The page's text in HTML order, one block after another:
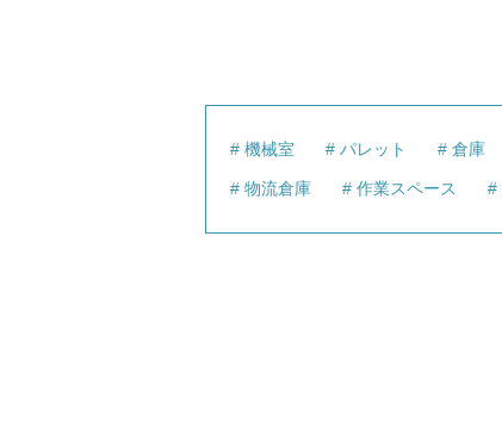
機械室 パレット 倉庫
物流倉庫 作業スペース